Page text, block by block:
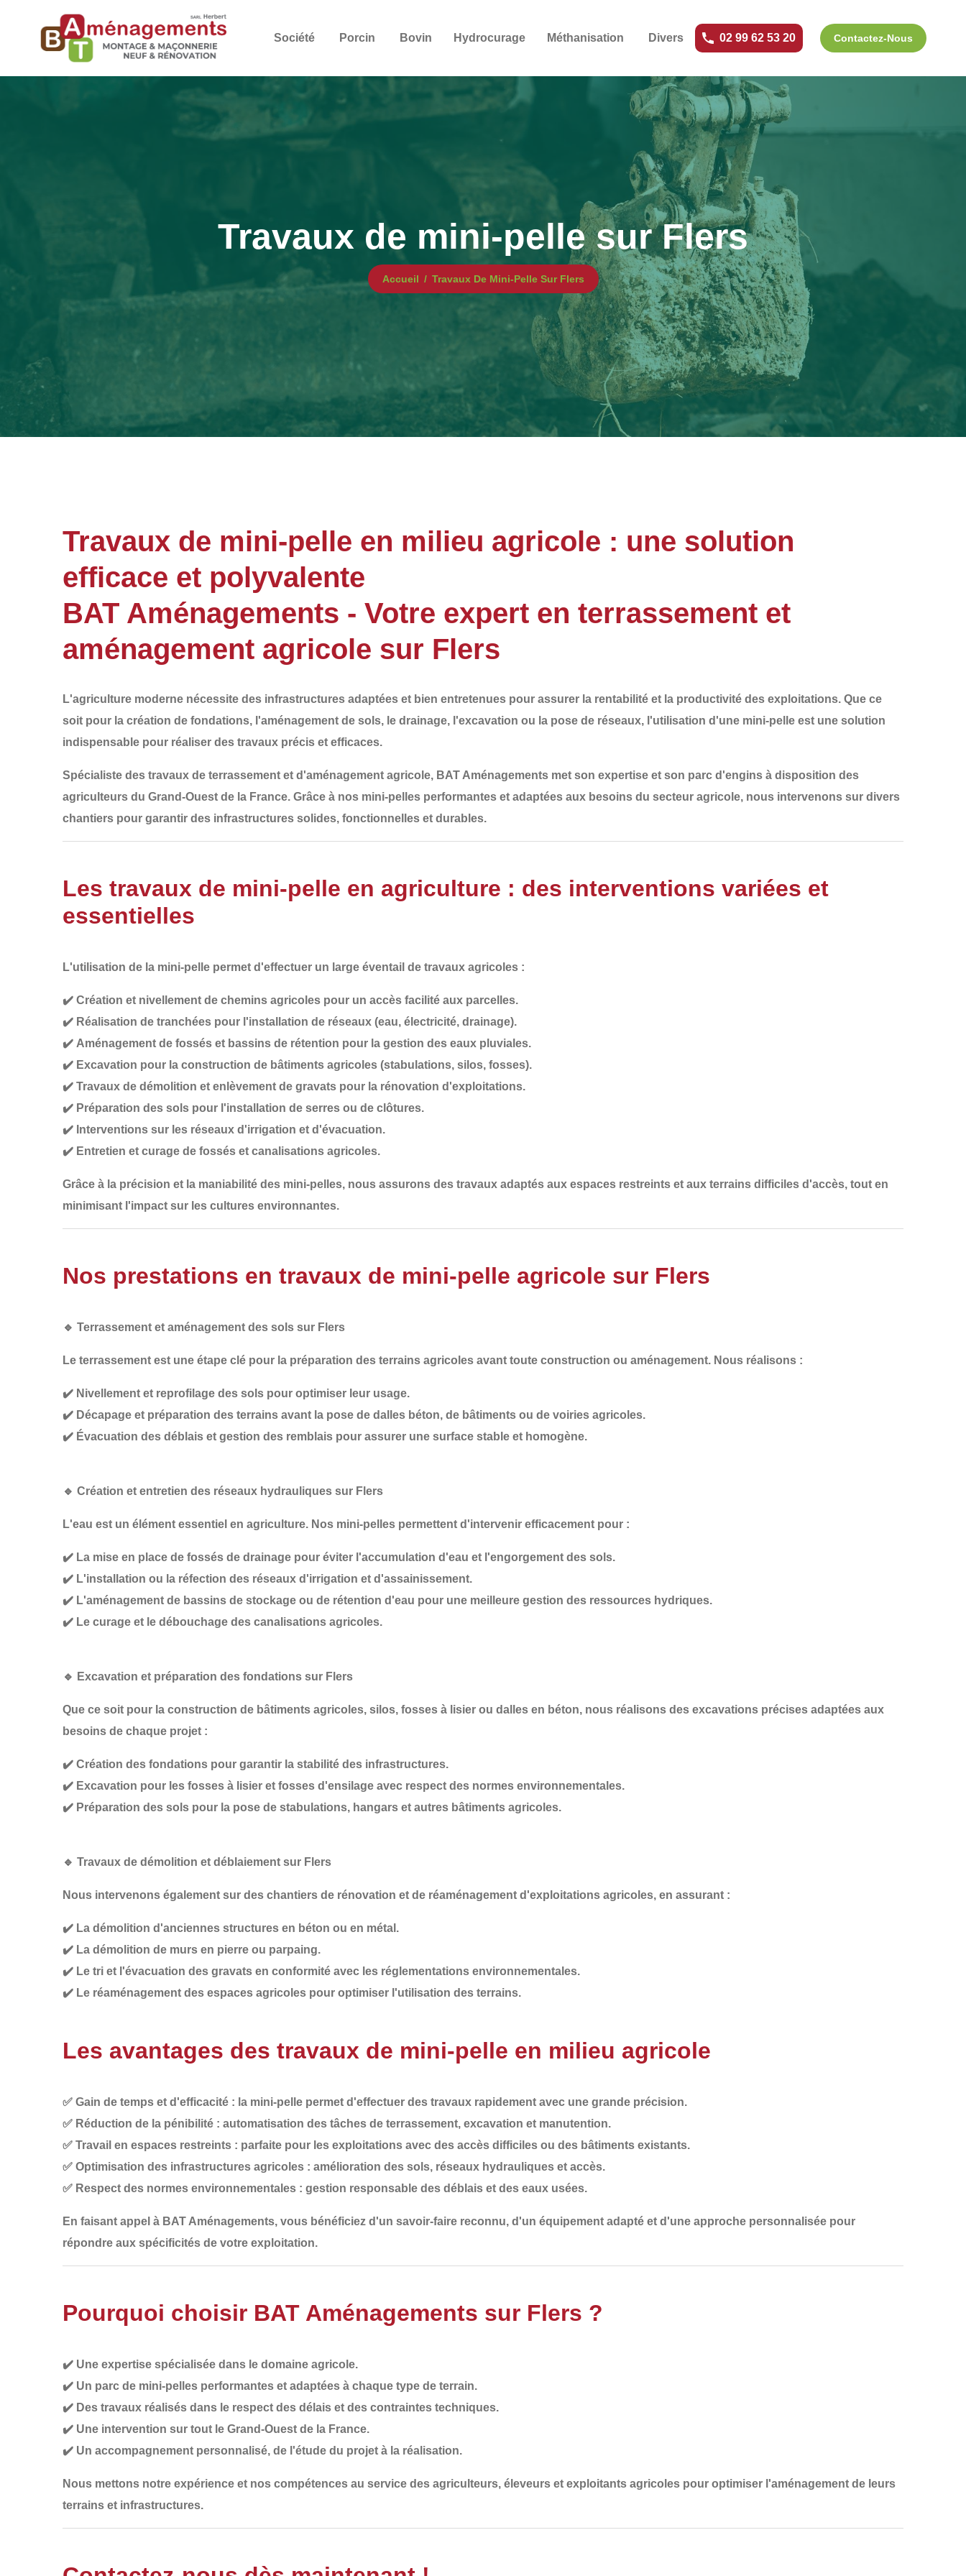
Société Porcin Bovin Hydrocurage Méthanisation Divers 02 99 62 53 20 Contactez-Nous
Travaux de mini-pelle sur Flers
Accueil Travaux De Mini-Pelle Sur Flers
Travaux de mini-pelle en milieu agricole : une solution
efficace et polyvalente
BAT Aménagements - Votre expert en terrassement et
aménagement agricole sur Flers
L'agriculture moderne nécessite des infrastructures adaptées et bien entretenues pour assurer la rentabilité et la productivité des exploitations. Que ce
soit pour la création de fondations, l'aménagement de sols, le drainage, l'excavation ou la pose de réseaux, l'utilisation d'une mini-pelle est une solution
indispensable pour réaliser des travaux précis et efficaces.
Spécialiste des travaux de terrassement et d'aménagement agricole, BAT Aménagements met son expertise et son parc d'engins à disposition des
agriculteurs du Grand-Ouest de la France. Grâce à nos mini-pelles performantes et adaptées aux besoins du secteur agricole, nous intervenons sur divers
chantiers pour garantir des infrastructures solides, fonctionnelles et durables.
Les travaux de mini-pelle en agriculture : des interventions variées et
essentielles
L'utilisation de la mini-pelle permet d'effectuer un large éventail de travaux agricoles :
✔️ Création et nivellement de chemins agricoles pour un accès facilité aux parcelles.
✔️ Réalisation de tranchées pour l'installation de réseaux (eau, électricité, drainage).
✔️ Aménagement de fossés et bassins de rétention pour la gestion des eaux pluviales.
✔️ Excavation pour la construction de bâtiments agricoles (stabulations, silos, fosses).
✔️ Travaux de démolition et enlèvement de gravats pour la rénovation d'exploitations.
✔️ Préparation des sols pour l'installation de serres ou de clôtures.
✔️ Interventions sur les réseaux d'irrigation et d'évacuation.
✔️ Entretien et curage de fossés et canalisations agricoles.
Grâce à la précision et la maniabilité des mini-pelles, nous assurons des travaux adaptés aux espaces restreints et aux terrains difficiles d'accès, tout en
minimisant l'impact sur les cultures environnantes.
Nos prestations en travaux de mini-pelle agricole sur Flers
🔹 Terrassement et aménagement des sols sur Flers
Le terrassement est une étape clé pour la préparation des terrains agricoles avant toute construction ou aménagement. Nous réalisons :
✔️ Nivellement et reprofilage des sols pour optimiser leur usage.
✔️ Décapage et préparation des terrains avant la pose de dalles béton, de bâtiments ou de voiries agricoles.
✔️ Évacuation des déblais et gestion des remblais pour assurer une surface stable et homogène.
🔹 Création et entretien des réseaux hydrauliques sur Flers
L'eau est un élément essentiel en agriculture. Nos mini-pelles permettent d'intervenir efficacement pour :
✔️ La mise en place de fossés de drainage pour éviter l'accumulation d'eau et l'engorgement des sols.
✔️ L'installation ou la réfection des réseaux d'irrigation et d'assainissement.
✔️ L'aménagement de bassins de stockage ou de rétention d'eau pour une meilleure gestion des ressources hydriques.
✔️ Le curage et le débouchage des canalisations agricoles.
🔹 Excavation et préparation des fondations sur Flers
Que ce soit pour la construction de bâtiments agricoles, silos, fosses à lisier ou dalles en béton, nous réalisons des excavations précises adaptées aux
besoins de chaque projet :
✔️ Création des fondations pour garantir la stabilité des infrastructures.
✔️ Excavation pour les fosses à lisier et fosses d'ensilage avec respect des normes environnementales.
✔️ Préparation des sols pour la pose de stabulations, hangars et autres bâtiments agricoles.
🔹 Travaux de démolition et déblaiement sur Flers
Nous intervenons également sur des chantiers de rénovation et de réaménagement d'exploitations agricoles, en assurant :
✔️ La démolition d'anciennes structures en béton ou en métal.
✔️ La démolition de murs en pierre ou parpaing.
✔️ Le tri et l'évacuation des gravats en conformité avec les réglementations environnementales.
✔️ Le réaménagement des espaces agricoles pour optimiser l'utilisation des terrains.
Les avantages des travaux de mini-pelle en milieu agricole
✅ Gain de temps et d'efficacité : la mini-pelle permet d'effectuer des travaux rapidement avec une grande précision.
✅ Réduction de la pénibilité : automatisation des tâches de terrassement, excavation et manutention.
✅ Travail en espaces restreints : parfaite pour les exploitations avec des accès difficiles ou des bâtiments existants.
✅ Optimisation des infrastructures agricoles : amélioration des sols, réseaux hydrauliques et accès.
✅ Respect des normes environnementales : gestion responsable des déblais et des eaux usées.
En faisant appel à BAT Aménagements, vous bénéficiez d'un savoir-faire reconnu, d'un équipement adapté et d'une approche personnalisée pour
répondre aux spécificités de votre exploitation.
Pourquoi choisir BAT Aménagements sur Flers ?
✔️ Une expertise spécialisée dans le domaine agricole.
✔️ Un parc de mini-pelles performantes et adaptées à chaque type de terrain.
✔️ Des travaux réalisés dans le respect des délais et des contraintes techniques.
✔️ Une intervention sur tout le Grand-Ouest de la France.
✔️ Un accompagnement personnalisé, de l'étude du projet à la réalisation.
Nous mettons notre expérience et nos compétences au service des agriculteurs, éleveurs et exploitants agricoles pour optimiser l'aménagement de leurs
terrains et infrastructures.